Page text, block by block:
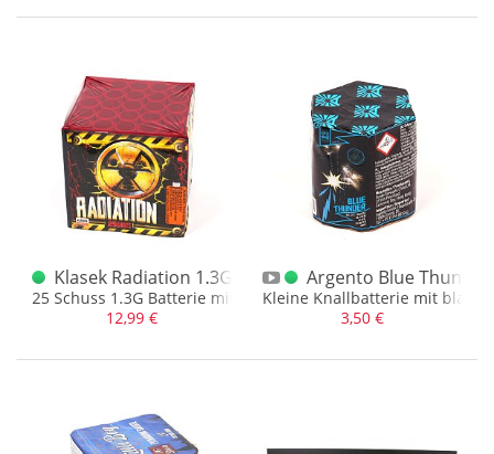
Klasek Radiation 1.3G
25 Schuss 1.3G Batterie mit sortenreinem Brokateffekt +
12,99 €
Argento Blue
Kleine Knallbatterie mit
3,50 €